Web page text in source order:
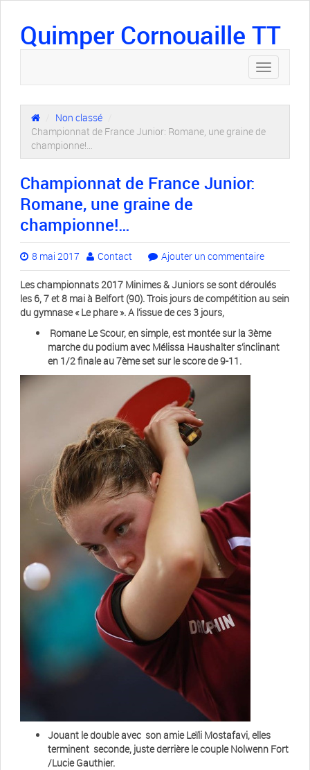
Quimper Cornouaille TT
Toggle
navigation
Non classé
Championnat de France Junior: Romane, une graine de
championne!…
Championnat de France Junior:
Romane, une graine de
championne!…
8 mai 2017 Contact Ajouter un commentaire
Les championnats 2017 Minimes & Juniors se sont déroulés
les 6, 7 et 8 mai à Belfort (90). Trois jours de compétition au sein
du gymnase « Le phare ». A l’issue de ces 3 jours,
Romane Le Scour, en simple, est montée sur la 3ème
marche du podium avec Mélissa Haushalter s’inclinant
en 1/2 finale au 7ème set sur le score de 9-11.
Jouant le double avec son amie Leïli Mostafavi, elles
terminent seconde, juste derrière le couple Nolwenn Fort
/Lucie Gauthier.